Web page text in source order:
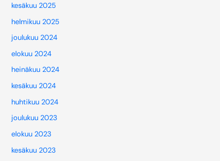
kesäkuu 2025
helmikuu 2025
joulukuu 2024
elokuu 2024
heinäkuu 2024
kesäkuu 2024
huhtikuu 2024
joulukuu 2023
elokuu 2023
kesäkuu 2023